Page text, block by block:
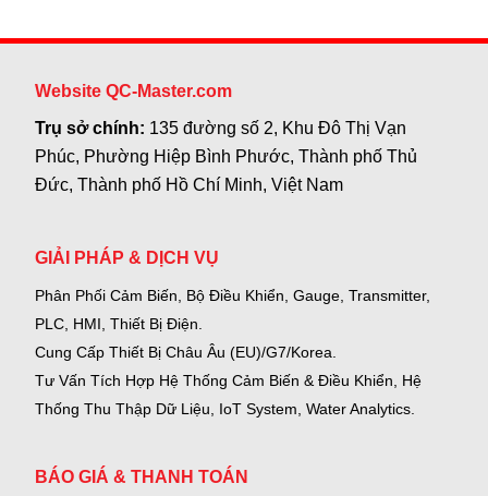
Website QC-Master.com
Trụ sở chính: 135 đường số 2, Khu Đô Thị Vạn
Phúc, Phường Hiệp Bình Phước, Thành phố Thủ
Đức, Thành phố Hồ Chí Minh, Việt Nam
GIẢI PHÁP & DỊCH VỤ
Phân Phối Cảm Biến, Bộ Điều Khiển, Gauge, Transmitter,
PLC, HMI, Thiết Bị Điện.
Cung Cấp Thiết Bị Châu Âu (EU)/G7/Korea.
Tư Vấn Tích Hợp Hệ Thống Cảm Biến & Điều Khiển, Hệ
Thống Thu Thập Dữ Liệu, IoT System, Water Analytics.
BÁO GIÁ & THANH TOÁN